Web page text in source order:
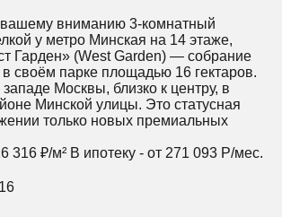
вниманию 3-комнатный
у метро Минская на 14 этаже,
Гарден» (West Garden) — собрание
своём парке площадью 16 гектаров.
Москвы, близко к центру, в
Минской улицы. Это статусная
только новых премиальных
316 ₽/м² В ипотеку - от 271 093 Р/мес.